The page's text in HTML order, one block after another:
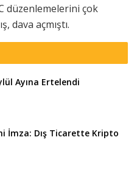
düzenlemelerini çok
dava açmıştı.
Ayına Ertelendi
İmza: Dış Ticarette Kripto